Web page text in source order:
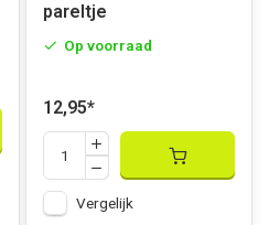
pareltje
Op voorraad
12,95*
Vergelijk